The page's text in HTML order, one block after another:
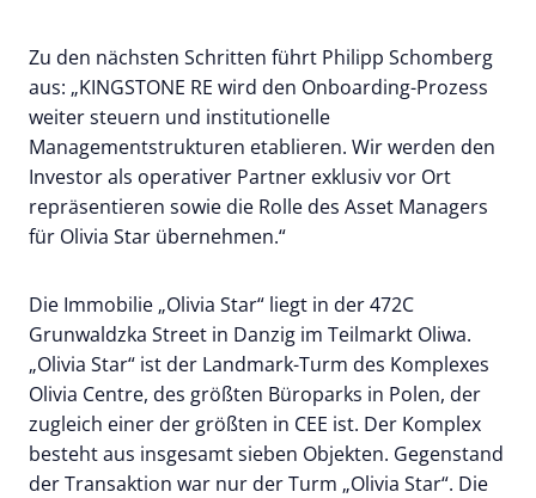
Zu den nächsten Schritten führt Philipp Schomberg
aus: „KINGSTONE RE wird den Onboarding-Prozess
weiter steuern und institutionelle
Managementstrukturen etablieren. Wir werden den
Investor als operativer Partner exklusiv vor Ort
repräsentieren sowie die Rolle des Asset Managers
für Olivia Star übernehmen.“
Die Immobilie „Olivia Star“ liegt in der 472C
Grunwaldzka Street in Danzig im Teilmarkt Oliwa.
„Olivia Star“ ist der Landmark-Turm des Komplexes
Olivia Centre, des größten Büroparks in Polen, der
zugleich einer der größten in CEE ist. Der Komplex
besteht aus insgesamt sieben Objekten. Gegenstand
der Transaktion war nur der Turm „Olivia Star“. Die